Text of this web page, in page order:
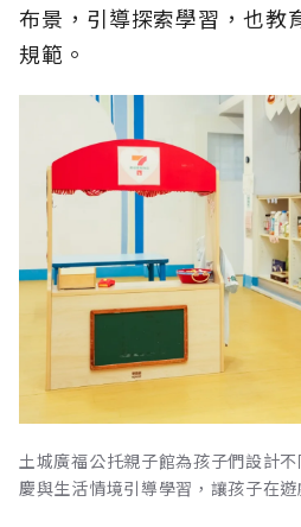
布景，引導探索學習，也教
規範。
土城廣福公托親子館為孩子們設計
慶與生活情境引導學習，讓孩子在